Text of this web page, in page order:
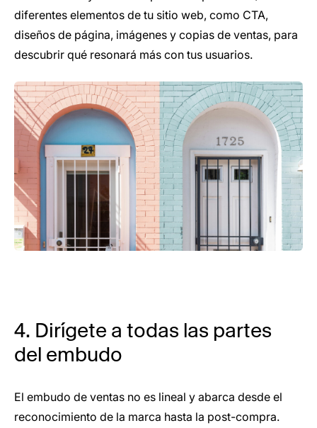
diferentes elementos de tu sitio web, como CTA,
diseños de página, imágenes y copias de ventas, para
descubrir qué resonará más con tus usuarios.
4. Dirígete a todas las partes
del embudo
El embudo de ventas no es lineal y abarca desde el
reconocimiento de la marca hasta la post-compra.